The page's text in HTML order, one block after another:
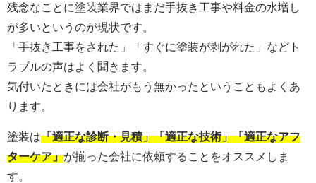
残念なことに塗装業界ではまだ手抜き工事や料金の水増し
が多いというのが現状です。
「手抜き工事をされた」「すぐに塗装が剥がれた」などト
ラブルの声はよく聞きます。
気付いたときには会社がもう無かったということもよくあ
ります。
塗装は「適正な診断・見積」「適正な技術」「適正なアフ
ターケア」が揃った会社に依頼することをオススメしま
す。